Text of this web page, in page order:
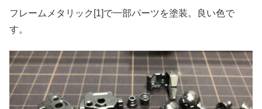
フレームメタリック[1]で一部パーツを塗装。良い色で
す。